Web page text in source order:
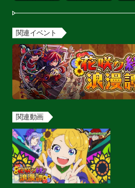
関連イベント
関連動画